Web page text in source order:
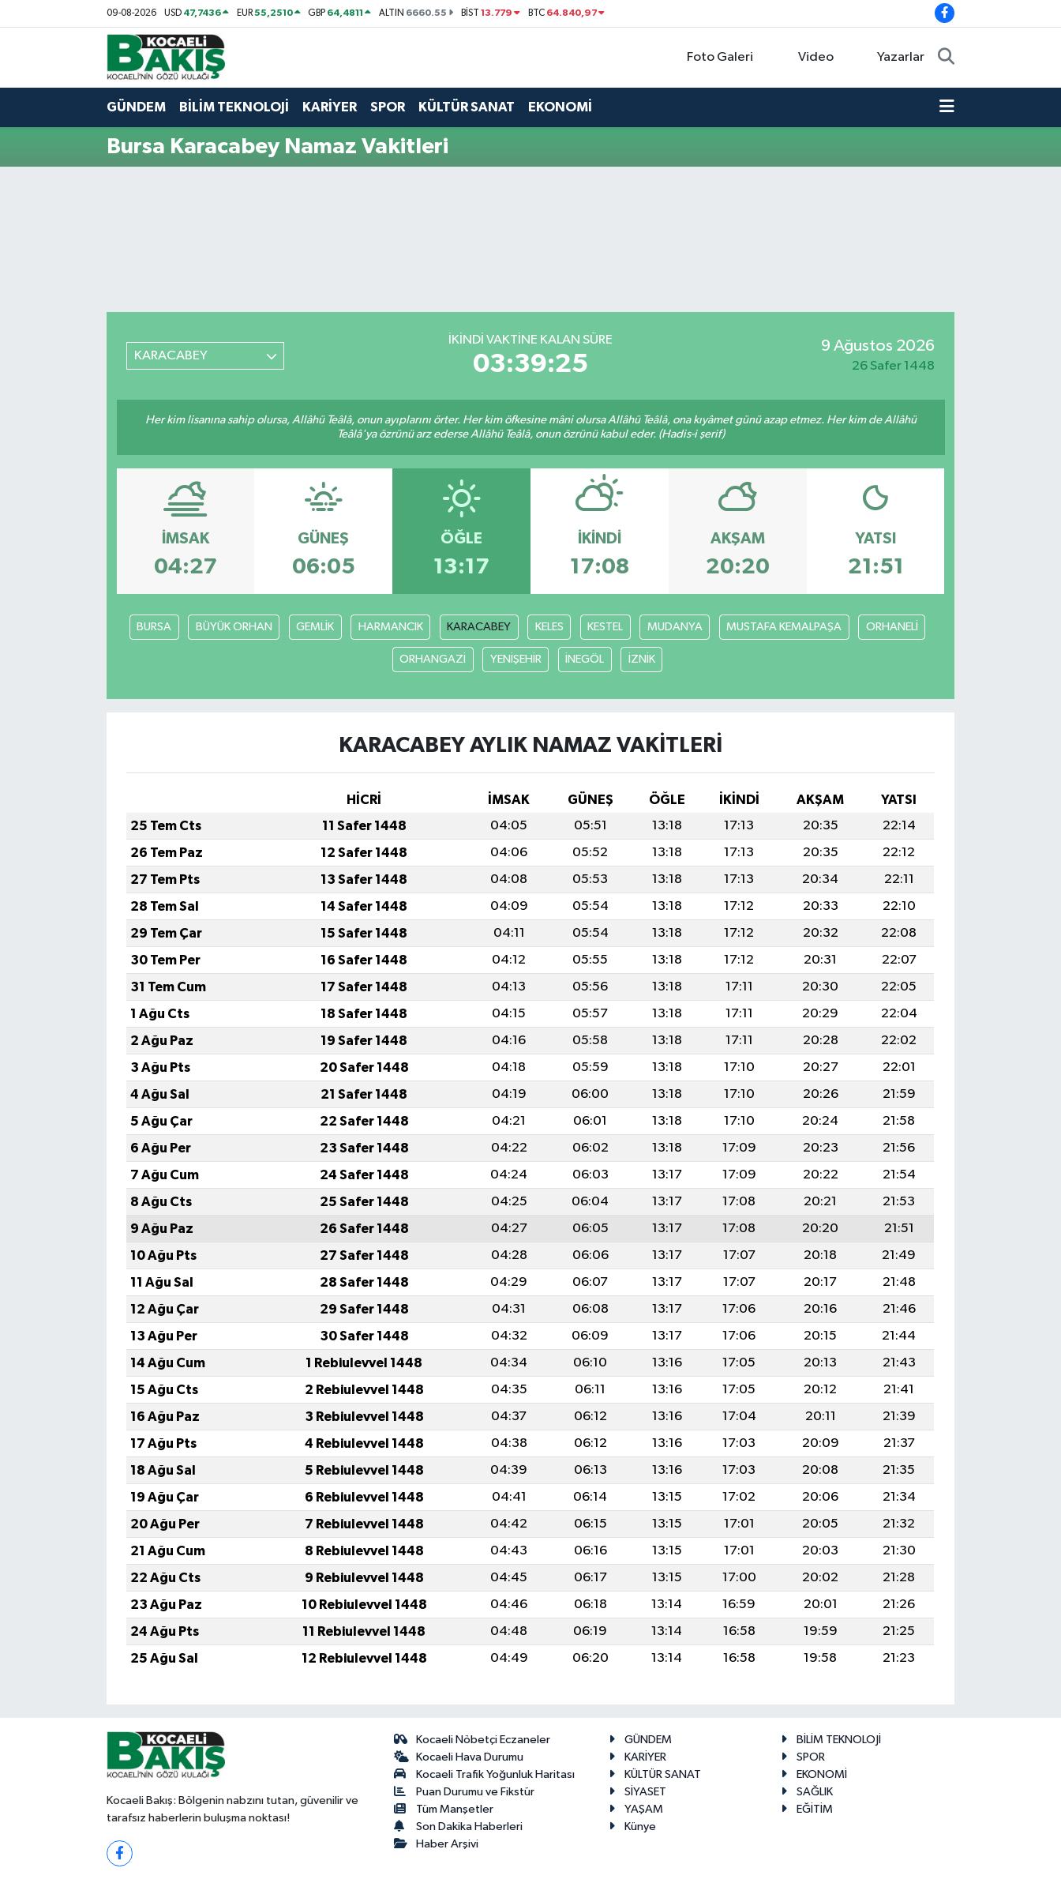
09-08-2026 USD 47,7436 EUR55,2510 GBP 64,4811 ALTIN 6660.55 BİST13.779 BTC 64.840,97
Foto Galeri Video Yazarlar
GÜNDEM BİLİM TEKNOLOJİ KARİYER SPOR KÜLTÜR SANAT EKONOMİ
Bursa Karacabey Namaz Vakitleri
KARACABEY
İKINDI VAKTINE KALAN SÜRE
03:39:24
9 Ağustos 2026
26 Safer 1448
Her kim lisanına sahip olursa, Allâhü Teâlâ, onun ayıplarını örter. Her kim öfkesine mâni olursa Allâhü Teâlâ, ona kıyâmet günü azap etmez. Her kim de Allâhü
Teâlâ'ya özrünü arz ederse Allâhü Teâlâ, onun özrünü kabul eder. (Hadis-i şerif)
İMSAK
04:27
GÜNEŞ
06:05
ÖĞLE
13:17
İKINDI
17:08
AKŞAM
20:20
YATSI
21:51
BURSA BÜYÜK ORHAN GEMLİK HARMANCIK KARACABEY KELES KESTEL MUDANYA MUSTAFA KEMALPAŞA ORHANELİ
ORHANGAZİ YENİŞEHİR İNEGÖL İZNİK
KARACABEY AYLIK NAMAZ VAKITLERI
HİCRİ İMSAK GÜNEŞ ÖĞLE İKINDI AKŞAM
YATSI
25 Tem Cts
11 Safer 1448 04:05 05:51 13:18 17:13 20:35
22:14
26 Tem Paz
12 Safer 1448 04:06 05:52 13:18 17:13 20:35
22:12
27 Tem Pts
13 Safer 1448 04:08 05:53 13:18 17:13 20:34
22:11
28 Tem Sal
14 Safer 1448 04:09 05:54 13:18 17:12 20:33
22:10
29 Tem Çar
15 Safer 1448 04:11 05:54 13:18 17:12 20:32
22:08
30 Tem Per
16 Safer 1448 04:12 05:55 13:18 17:12 20:31
22:07
31 Tem Cum
17 Safer 1448 04:13 05:56 13:18 17:11 20:30
22:05
1 Ağu Cts
18 Safer 1448 04:15 05:57 13:18 17:11 20:29
22:04
2 Ağu Paz
19 Safer 1448 04:16 05:58 13:18 17:11 20:28
22:02
3 Ağu Pts
20 Safer 1448 04:18 05:59 13:18 17:10 20:27
22:01
4 Ağu Sal
21 Safer 1448 04:19 06:00 13:18 17:10 20:26
21:59
5 Ağu Çar
22 Safer 1448 04:21 06:01 13:18 17:10 20:24
21:58
6 Ağu Per
23 Safer 1448 04:22 06:02 13:18 17:09 20:23
21:56
7 Ağu Cum
24 Safer 1448 04:24 06:03 13:17 17:09 20:22
21:54
8 Ağu Cts
25 Safer 1448 04:25 06:04 13:17 17:08 20:21
21:53
9 Ağu Paz
26 Safer 1448 04:27 06:05 13:17 17:08 20:20
21:51
10 Ağu Pts
27 Safer 1448 04:28 06:06 13:17 17:07 20:18
21:49
11 Ağu Sal
28 Safer 1448 04:29 06:07 13:17 17:07 20:17
21:48
12 Ağu Çar
29 Safer 1448 04:31 06:08 13:17 17:06 20:16
21:46
13 Ağu Per
30 Safer 1448 04:32 06:09 13:17 17:06 20:15
21:44
14 Ağu Cum
1 Rebiulevvel 1448 04:34 06:10 13:16 17:05 20:13
21:43
15 Ağu Cts
2 Rebiulevvel 1448 04:35 06:11 13:16 17:05 20:12
21:41
16 Ağu Paz
3 Rebiulevvel 1448 04:37 06:12 13:16 17:04 20:11
21:39
17 Ağu Pts
4 Rebiulevvel 1448 04:38 06:12 13:16 17:03 20:09
21:37
18 Ağu Sal
5 Rebiulevvel 1448 04:39 06:13 13:16 17:03 20:08
21:35
19 Ağu Çar
6 Rebiulevvel 1448 04:41 06:14 13:15 17:02 20:06
21:34
20 Ağu Per
7 Rebiulevvel 1448 04:42 06:15 13:15 17:01 20:05
21:32
21 Ağu Cum
8 Rebiulevvel 1448 04:43 06:16 13:15 17:01 20:03
21:30
22 Ağu Cts
9 Rebiulevvel 1448 04:45 06:17 13:15 17:00 20:02
21:28
23 Ağu Paz
10 Rebiulevvel 1448 04:46 06:18 13:14 16:59 20:01
21:26
24 Ağu Pts
11 Rebiulevvel 1448 04:48 06:19 13:14 16:58 19:59
21:25
25 Ağu Sal
12 Rebiulevvel 1448 04:49 06:20 13:14 16:58 19:58 21:23
Kocaeli Bakış: Bölgenin nabzını tutan, güvenilir ve
tarafsız haberlerin buluşma noktası!
Kocaeli Nöbetçi Eczaneler
Kocaeli Hava Durumu
Kocaeli Trafik Yoğunluk Haritası
Puan Durumu ve Fikstür
Tüm Manşetler
Son Dakika Haberleri
Haber Arşivi
GÜNDEM
BİLİM TEKNOLOJİ
KARİYER
SPOR
KÜLTÜR SANAT
EKONOMİ
SİYASET
SAĞLIK
YAŞAM
EĞİTİM
Künye
Kocaeli Nöbetçi Eczaneler
Kocaeli Hava Durumu
Kocaeli Trafik Yoğunluk Haritası